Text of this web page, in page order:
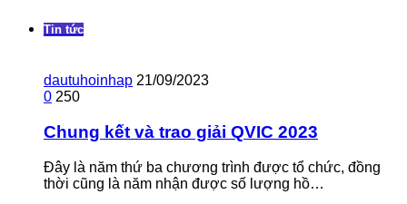
Tin tức
dautuhoinhap 21/09/2023
0 250
Chung kết và trao giải QVIC 2023
Đây là năm thứ ba chương trình được tổ chức, đồng
thời cũng là năm nhận được số lượng hồ…